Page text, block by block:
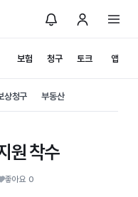
보험 청구 토크 앱
상청구 부동산
원 착수
좋아요 0